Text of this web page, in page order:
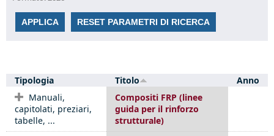
Tipologia Titolo
Anno
Manuali,
capitolati, preziari,
tabelle, ...
Compositi FRP (linee
guida per il rinforzo
strutturale)